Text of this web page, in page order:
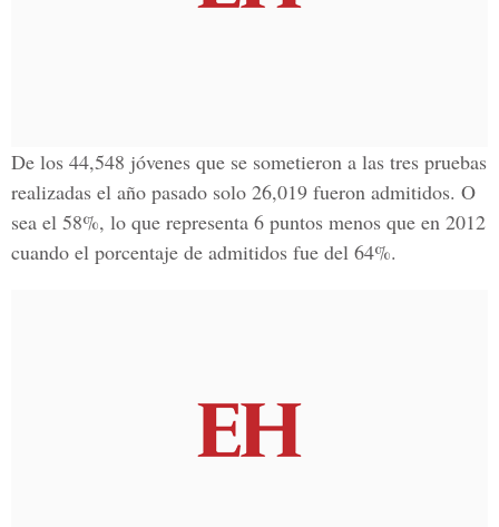
De los 44,548 jóvenes que se sometieron a las tres pruebas
realizadas el año pasado solo 26,019 fueron admitidos. O
sea el 58%, lo que representa 6 puntos menos que en 2012
cuando el porcentaje de admitidos fue del 64%.